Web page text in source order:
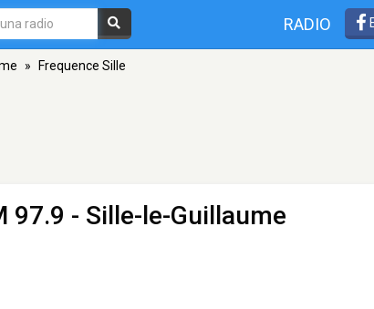
RADIO
» Frequence Sille
97.9 - Sille-le-Guillaume